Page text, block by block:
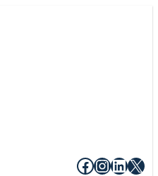
Facebook
X